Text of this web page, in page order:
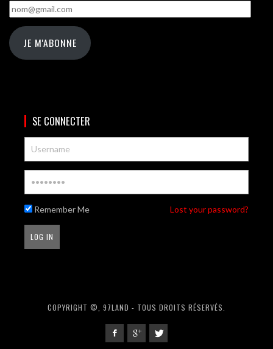
nom@gmail.com
JE M'ABONNE
SE CONNECTER
Remember Me Lost your password?
COPYRIGHT ©, 97LAND - TOUS DROITS RÉSERVÉS.